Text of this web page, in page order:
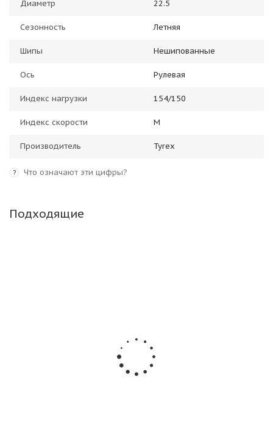
Диаметр 22.5
Сезонность Летняя
Шипы Нешипованные
Ось Рулевая
Индекс нагрузки 154/150
Индекс скорости M
Производитель Tyrex
? Что означают эти цифры?
Подходящие
Белшина Бел-158М 315/80 R22.5 154/150M Рулевая